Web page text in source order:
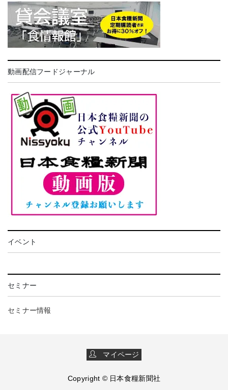
動画配信フードジャーナル
イベント
セミナー
セミナー情報
マイページ
Copyright © 日本食糧新聞社